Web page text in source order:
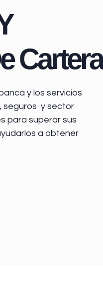
Cartera
y los servicios
seguros y sector
para superar sus
a obtener